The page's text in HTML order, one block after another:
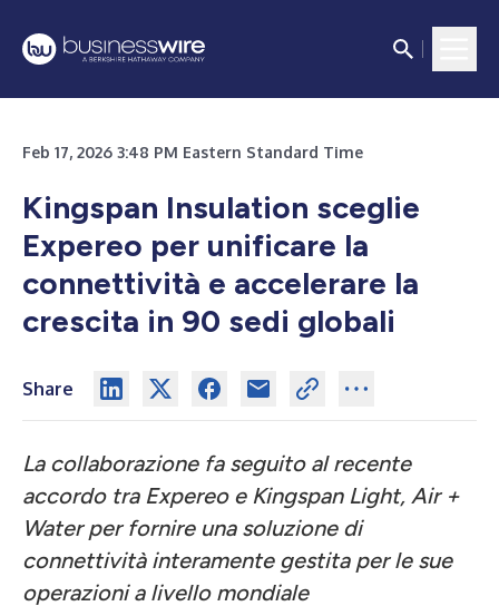
Feb 17, 2026 3:48 PM Eastern Standard Time
Kingspan Insulation sceglie
Expereo per unificare la
connettività e accelerare la
crescita in 90 sedi globali
Share
La collaborazione fa seguito al recente
accordo tra Expereo e Kingspan Light, Air +
Water per fornire una soluzione di
connettività interamente gestita per le sue
operazioni a livello mondiale